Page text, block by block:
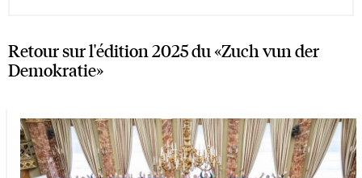
Retour sur l'édition 2025 du «Zuch vun der
Demokratie»